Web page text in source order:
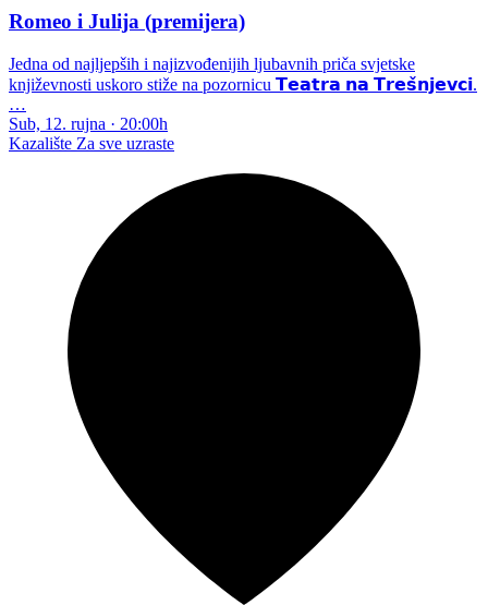
Romeo i Julija (premijera)
Jedna od najljepših i najizvođenijih ljubavnih priča svjetske
književnosti uskoro stiže na pozornicu 𝗧𝗲𝗮𝘁𝗿𝗮 𝗻𝗮 𝗧𝗿𝗲𝘀̌𝗻𝗷𝗲𝘃𝗰𝗶.
…
Sub, 12. rujna · 20:00h
Kazalište Za sve uzraste